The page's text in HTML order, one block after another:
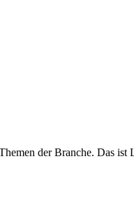
der Branche. Das ist